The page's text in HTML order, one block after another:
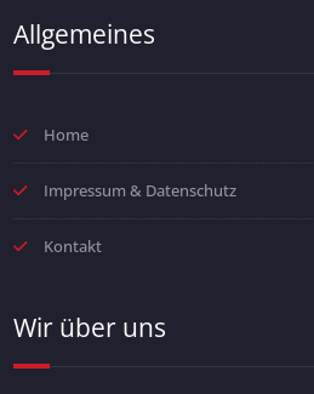
Allgemeines
Home
Impressum & Datenschutz
Kontakt
Wir über uns